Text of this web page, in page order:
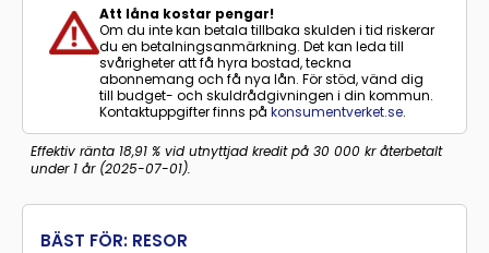
Att låna kostar pengar!
Om du inte kan betala tillbaka skulden i tid riskerar
du en betalningsanmärkning. Det kan leda till
svårigheter att få hyra bostad, teckna
abonnemang och få nya lån. För stöd, vänd dig
till budget- och skuldrådgivningen i din kommun.
Kontaktuppgifter finns på konsumentverket.se.
Effektiv ränta 18,91 % vid utnyttjad kredit på 30 000 kr återbetalt
under 1 år (2025-07-01).
BÄST FÖR: RESOR